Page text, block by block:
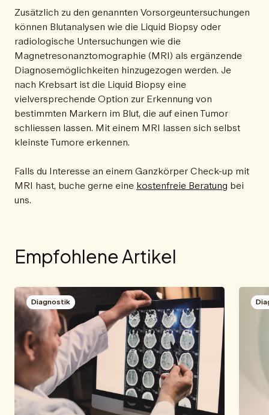
Zusätzlich zu den genannten Vorsorgeuntersuchungen
können Blutanalysen wie die Liquid Biopsy oder
radiologische Untersuchungen wie die
Magnetresonanztomographie (MRI) als ergänzende
Diagnosemöglichkeiten hinzugezogen werden. Je
nach Krebsart ist die Liquid Biopsy eine
vielversprechende Option zur Erkennung von
bestimmten Markern im Blut, die auf einen Tumor
schliessen lassen. Mit einem MRI lassen sich selbst
kleinste Tumore erkennen.
Falls du Interesse an einem Ganzkörper Check-up mit
MRI hast, buche gerne eine kostenfreie Beratung bei
uns.
Empfohlene Artikel
Diagnostik